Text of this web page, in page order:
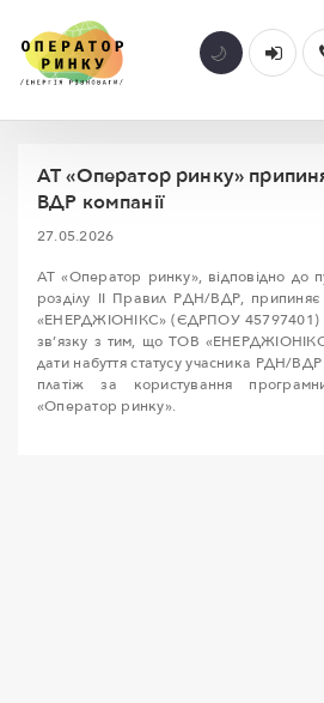
АТ «Оператор ринку»
ВДР компанії
27.05.2026
АТ «Оператор ринку», відповідно до
розділу II Правил РДН/ВДР,
«ЕНЕРДЖІОНІКС» (ЄДРПОУ 45797401)
зв’язку з тим, що ТОВ
дати набуття статусу учасника РДН/
платіж за користування
«Оператор ринку».